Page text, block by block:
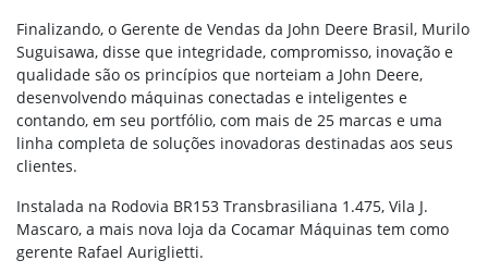
Finalizando, o Gerente de Vendas da John Deere Brasil, Murilo
Suguisawa, disse que integridade, compromisso, inovação e
qualidade são os princípios que norteiam a John Deere,
desenvolvendo máquinas conectadas e inteligentes e
contando, em seu portfólio, com mais de 25 marcas e uma
linha completa de soluções inovadoras destinadas aos seus
clientes.
Instalada na Rodovia BR153 Transbrasiliana 1.475, Vila J.
Mascaro, a mais nova loja da Cocamar Máquinas tem como
gerente Rafael Auriglietti.